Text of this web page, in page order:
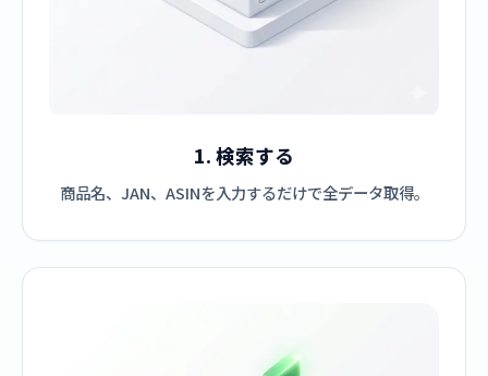
1. 検索する
商品名、JAN、ASINを入力するだけで全データ取得。